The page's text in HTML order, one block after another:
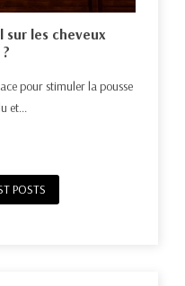
les cheveux
pour stimuler la pousse
et...
POSTS